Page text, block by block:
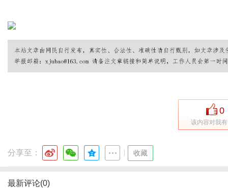
0
该内容对我
分享至： 收藏
最新评论(0)